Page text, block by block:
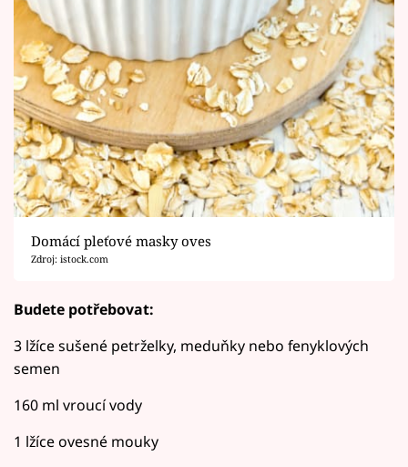
Domácí pleťové masky oves
Zdroj: istock.com
Budete potřebovat:
3 lžíce sušené petrželky, meduňky nebo fenyklových
semen
160 ml vroucí vody
1 lžíce ovesné mouky